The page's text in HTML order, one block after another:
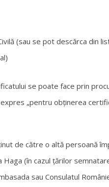
(sau se pot descărca din
se poate face prin
„pentru obținerea
de către o altă persoană
(în cazul țărilor
sau Consulatul